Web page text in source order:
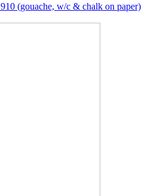
(gouache, w/c & chalk on paper)